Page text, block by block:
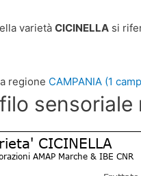
varietàCICINELLA si
regione CAMPANIA (1
sensoriale